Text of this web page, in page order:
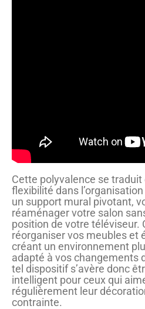
Cette polyvalence se
flexibilité dans
un support mural pivotant,
réaménager votre salon
position de votre téléviseur.
réorganiser vos meubles et
créant un environnement
adapté à vos changements
tel dispositif s’avère donc
intelligent pour ceux qui
régulièrement leur
contrainte.